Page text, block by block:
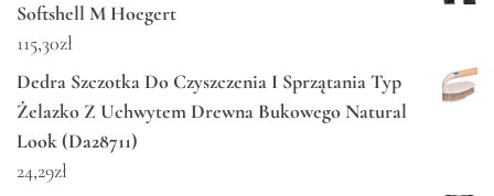
Softshell M Hoegert
115,30zł
Dedra Szczotka Do Czyszczenia I Sprzątania Typ
Żelazko Z Uchwytem Drewna Bukowego Natural
Look (Da28711)
24,29zł